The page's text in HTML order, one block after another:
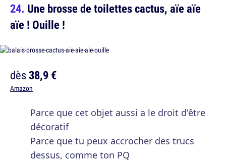
Une brosse de toilettes cactus, aïe aïe
aïe ! Ouille !
dès38,9 €
Amazon
Parce que cet objet aussi a le droit d'être
décoratif
Parce que tu peux accrocher des trucs
dessus, comme ton PQ